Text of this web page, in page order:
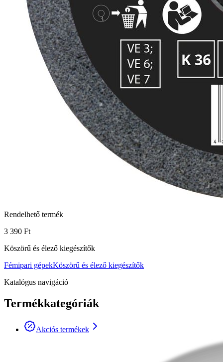
Rendelhető termék
3 390 Ft
Köszörű és élező kiegészítők
Fémipari gépekKöszörű és élező kiegészítők
Katalógus navigáció
Termékkategóriák
Akciós termékek